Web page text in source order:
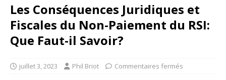
Les Conséquences Juridiques et
Fiscales du Non-Paiement du RSI:
Que Faut-il Savoir?
juillet 3, 2023 Phil Briot Commentaires fermés